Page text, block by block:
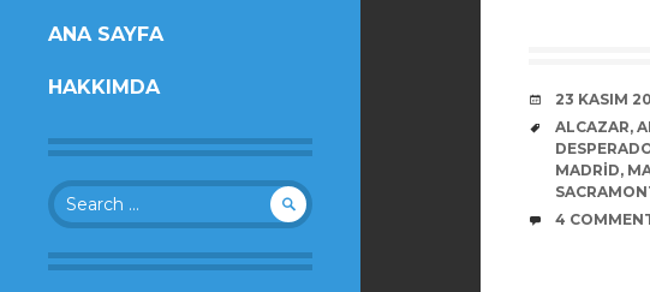
SKIP
CONTENT
ANA SAYFA
HAKKIMDA
Search
for:
DATE
23 KASIM
TAGS
ALCAZAR,
MADRID,
COMMENTS
4